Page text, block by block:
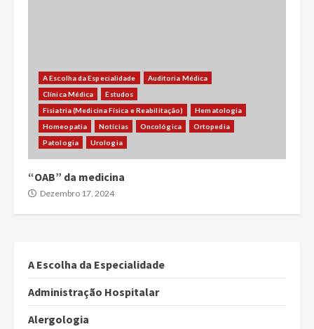
A Escolha da Especialidade
Auditoria Médica
Clínica Médica
Estudos
Fisiatria (Medicina Física e Reabilitação)
Hematologia
Homeopatia
Notícias Oncológica
Ortopedia
Patologia
Urologia
“OAB” da medicina
Dezembro 17, 2024
A Escolha da Especialidade
Administração Hospitalar
Alergologia